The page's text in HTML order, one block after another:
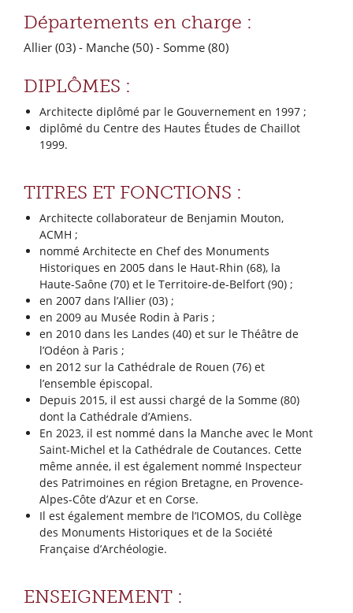
Départements en charge :
Allier (03) - Manche (50) - Somme (80)
DIPLÔMES :
Architecte diplômé par le Gouvernement en 1997 ;
diplômé du Centre des Hautes Études de Chaillot
1999.
TITRES ET FONCTIONS :
Architecte collaborateur de Benjamin Mouton,
ACMH ;
nommé Architecte en Chef des Monuments
Historiques en 2005 dans le Haut-Rhin (68), la
Haute-Saône (70) et le Territoire-de-Belfort (90) ;
en 2007 dans l’Allier (03) ;
en 2009 au Musée Rodin à Paris ;
en 2010 dans les Landes (40) et sur le Théâtre de
l’Odéon à Paris ;
en 2012 sur la Cathédrale de Rouen (76) et
l’ensemble épiscopal.
Depuis 2015, il est aussi chargé de la Somme (80)
dont la Cathédrale d’Amiens.
En 2023, il est nommé dans la Manche avec le Mont
Saint-Michel et la Cathédrale de Coutances. Cette
même année, il est également nommé Inspecteur
des Patrimoines en région Bretagne, en Provence-
Alpes-Côte d’Azur et en Corse.
Il est également membre de l’ICOMOS, du Collège
des Monuments Historiques et de la Société
Française d’Archéologie.
ENSEIGNEMENT :